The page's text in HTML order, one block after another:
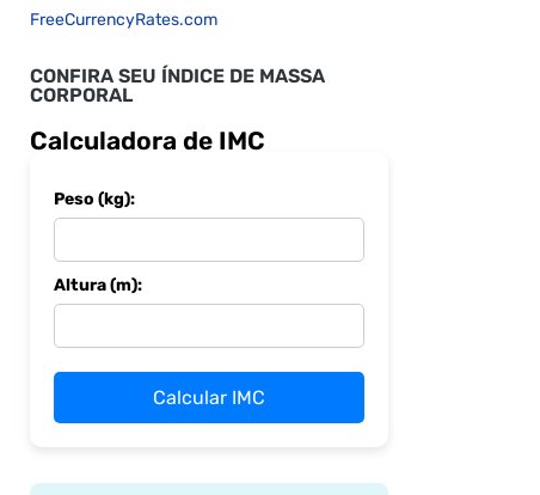
FreeCurrencyRates.com
CONFIRA SEU ÍNDICE DE MASSA
CORPORAL
Calculadora de IMC
Peso (kg):
Altura (m):
Calcular IMC